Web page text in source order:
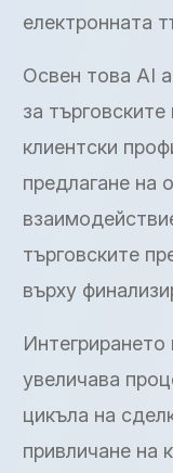
електронната
Освен това AI
за
клиентски
предлагане на
търговските
върху
увеличава
цикъла на
привличане на